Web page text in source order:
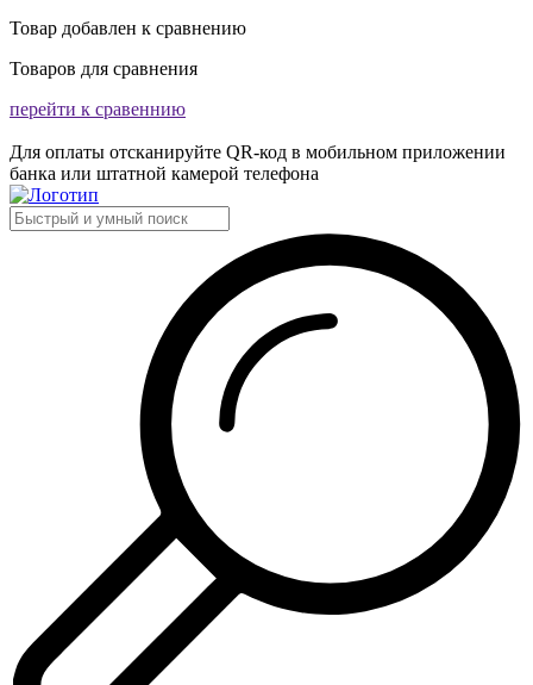
Товар добавлен к сравнению
Товаров для сравнения
перейти к сравеннию
Для оплаты отсканируйте QR-код в мобильном приложении
банка или штатной камерой телефона